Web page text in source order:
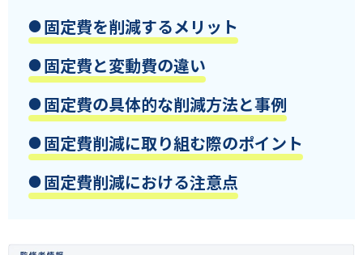
固定費を削減するメリット
固定費と変動費の違い
固定費の具体的な削減方法と事例
固定費削減に取り組む際のポイント
固定費削減における注意点